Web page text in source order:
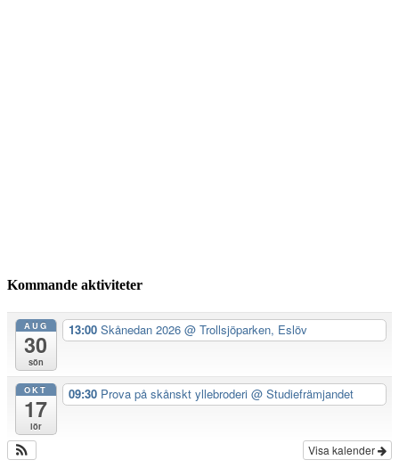
Kommande aktiviteter
AUG
30
sön
13:00 Skånedan 2026 @ Trollsjöparken, Eslöv
OKT
17
lör
09:30 Prova på skånskt yllebroderi @ Studiefrämjandet
Visa kalender